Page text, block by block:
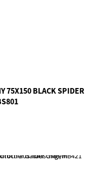
75X150 BLACK SPIDER